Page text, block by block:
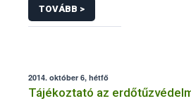
TOVÁBB >
2014. október 6, hétfő
Tájékoztató az